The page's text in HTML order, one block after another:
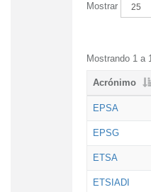
Mostrar
Mostrando 1 a
Acrónimo
EPSA
EPSG
ETSA
ETSIADI